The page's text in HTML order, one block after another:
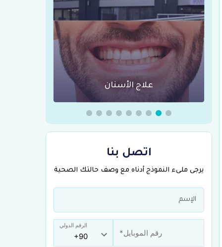
عمليات السمنة في تركيا
اتصل بنا
يرجى ملىء النموذج أدناه مع وصف حالتك الصحية
الرقم الدولي